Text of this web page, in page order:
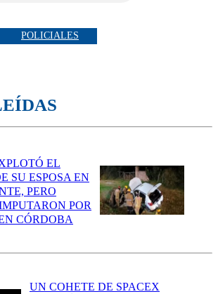
POLICIALES
EL
SU ESPOSA EN
PERO
POR
CÓRDOBA
UN COHETE DE SPACEX